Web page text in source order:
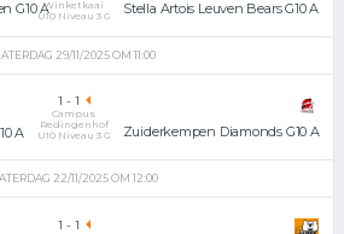
G10 AWinketkaai
U10 Niveau 3 G
Stella Artois Leuven Bears G10 A
29/11/2025 OM 11:00
A
1 - 1
Campus
Redingenhof
U10 Niveau 3 G
Zuiderkempen Diamonds G10 A
22/11/2025 OM 12:00
1 - 1